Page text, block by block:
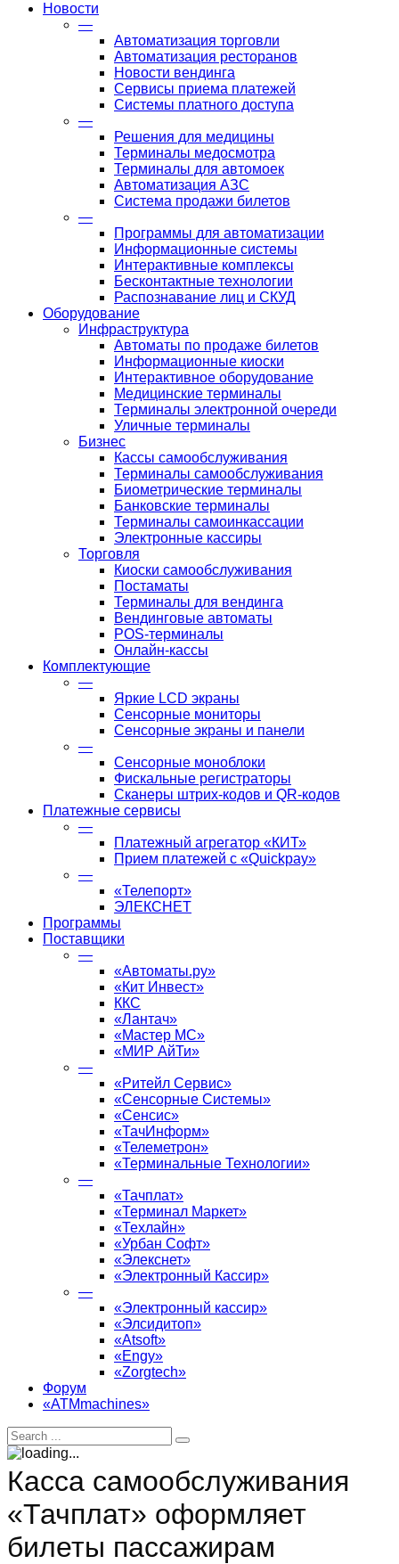
Новости
—
Автоматизация торговли
Автоматизация ресторанов
Новости вендинга
Сервисы приема платежей
Системы платного доступа
—
Решения для медицины
Терминалы медосмотра
Терминалы для автомоек
Автоматизация АЗС
Система продажи билетов
—
Программы для автоматизации
Информационные системы
Интерактивные комплексы
Бесконтактные технологии
Распознавание лиц и СКУД
Оборудование
Инфраструктура
Автоматы по продаже билетов
Информационные киоски
Интерактивное оборудование
Медицинские терминалы
Терминалы электронной очереди
Уличные терминалы
Бизнес
Кассы самообслуживания
Терминалы самообслуживания
Биометрические терминалы
Банковские терминалы
Терминалы самоинкассации
Электронные кассиры
Торговля
Киоски самообслуживания
Постаматы
Терминалы для вендинга
Вендинговые автоматы
POS-терминалы
Онлайн-кассы
Комплектующие
—
Яркие LCD экраны
Сенсорные мониторы
Сенсорные экраны и панели
—
Сенсорные моноблоки
Фискальные регистраторы
Сканеры штрих-кодов и QR-кодов
Платежные сервисы
—
Платежный агрегатор «КИТ»
Прием платежей с «Quickpay»
—
«Телепорт»
ЭЛЕКСНЕТ
Программы
Поставщики
—
«Автоматы.ру»
«Кит Инвест»
ККС
«Лантач»
«Мастер МС»
«МИР АйТи»
—
«Ритейл Сервис»
«Сенсорные Системы»
«Сенсис»
«ТачИнформ»
«Телеметрон»
«Терминальные Технологии»
—
«Тачплат»
«Терминал Маркет»
«Техлайн»
«Урбан Софт»
«Элекснет»
«Электронный Кассир»
—
«Электронный кассир»
«Элсидитоп»
«Atsoft»
«Engy»
«Zorgtech»
Форум
«ATMmachines»
Касса самообслуживания
«Тачплат» оформляет
билеты пассажирам